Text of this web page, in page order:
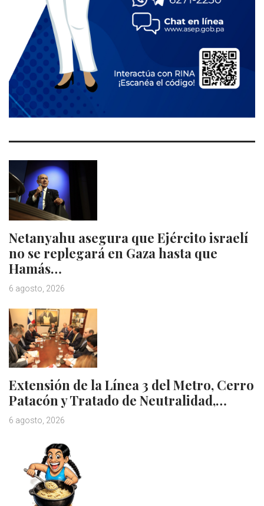
Netanyahu asegura que Ejército israelí
no se replegará en Gaza hasta que
Hamás…
6 agosto, 2026
Extensión de la Línea 3 del Metro, Cerro
Patacón y Tratado de Neutralidad,…
6 agosto, 2026